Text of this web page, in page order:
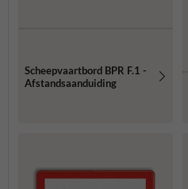
Scheepvaartbord BPR F.1 -
Afstandsaanduiding